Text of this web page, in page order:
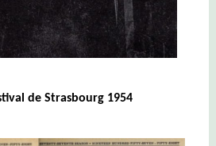
de Strasbourg 1954